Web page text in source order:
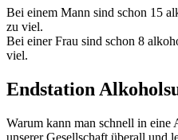
Bei einem Mann sind schon 15
zu viel.
Bei einer Frau sind schon 8
viel.
Endstation
Warum kann man schnell in eine
unserer Gesellschaft überall und